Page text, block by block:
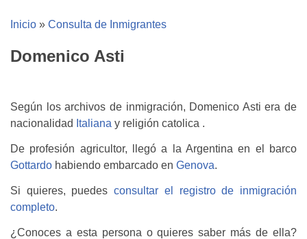
Inicio » Consulta de Inmigrantes
Domenico Asti
Según los archivos de inmigración, Domenico Asti era de
nacionalidad Italiana y religión catolica .
De profesión agricultor, llegó a la Argentina en el barco
Gottardo habiendo embarcado en Genova.
Si quieres, puedesconsultar el registro de inmigración
completo.
¿Conoces a esta persona o quieres saber más de ella?